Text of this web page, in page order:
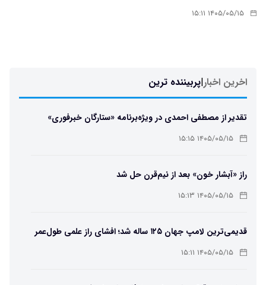
۱۴۰۵/۰۵/۱۵ ۱۵:۱۱
اخرین اخبار|پربیننده ترین
تقدیر از مصطفی احمدی در ویژه‌برنامه «ستارگان خبرفوری»
۱۴۰۵/۰۵/۱۵ ۱۵:۱۵
راز «آبشار خون» بعد از نیم‌قرن حل شد
۱۴۰۵/۰۵/۱۵ ۱۵:۱۳
قدیمی‌ترین لامپ جهان ۱۲۵ ساله شد؛ افشای راز علمی طول‌عمر
لامپ سنتنیال
۱۴۰۵/۰۵/۱۵ ۱۵:۱۱